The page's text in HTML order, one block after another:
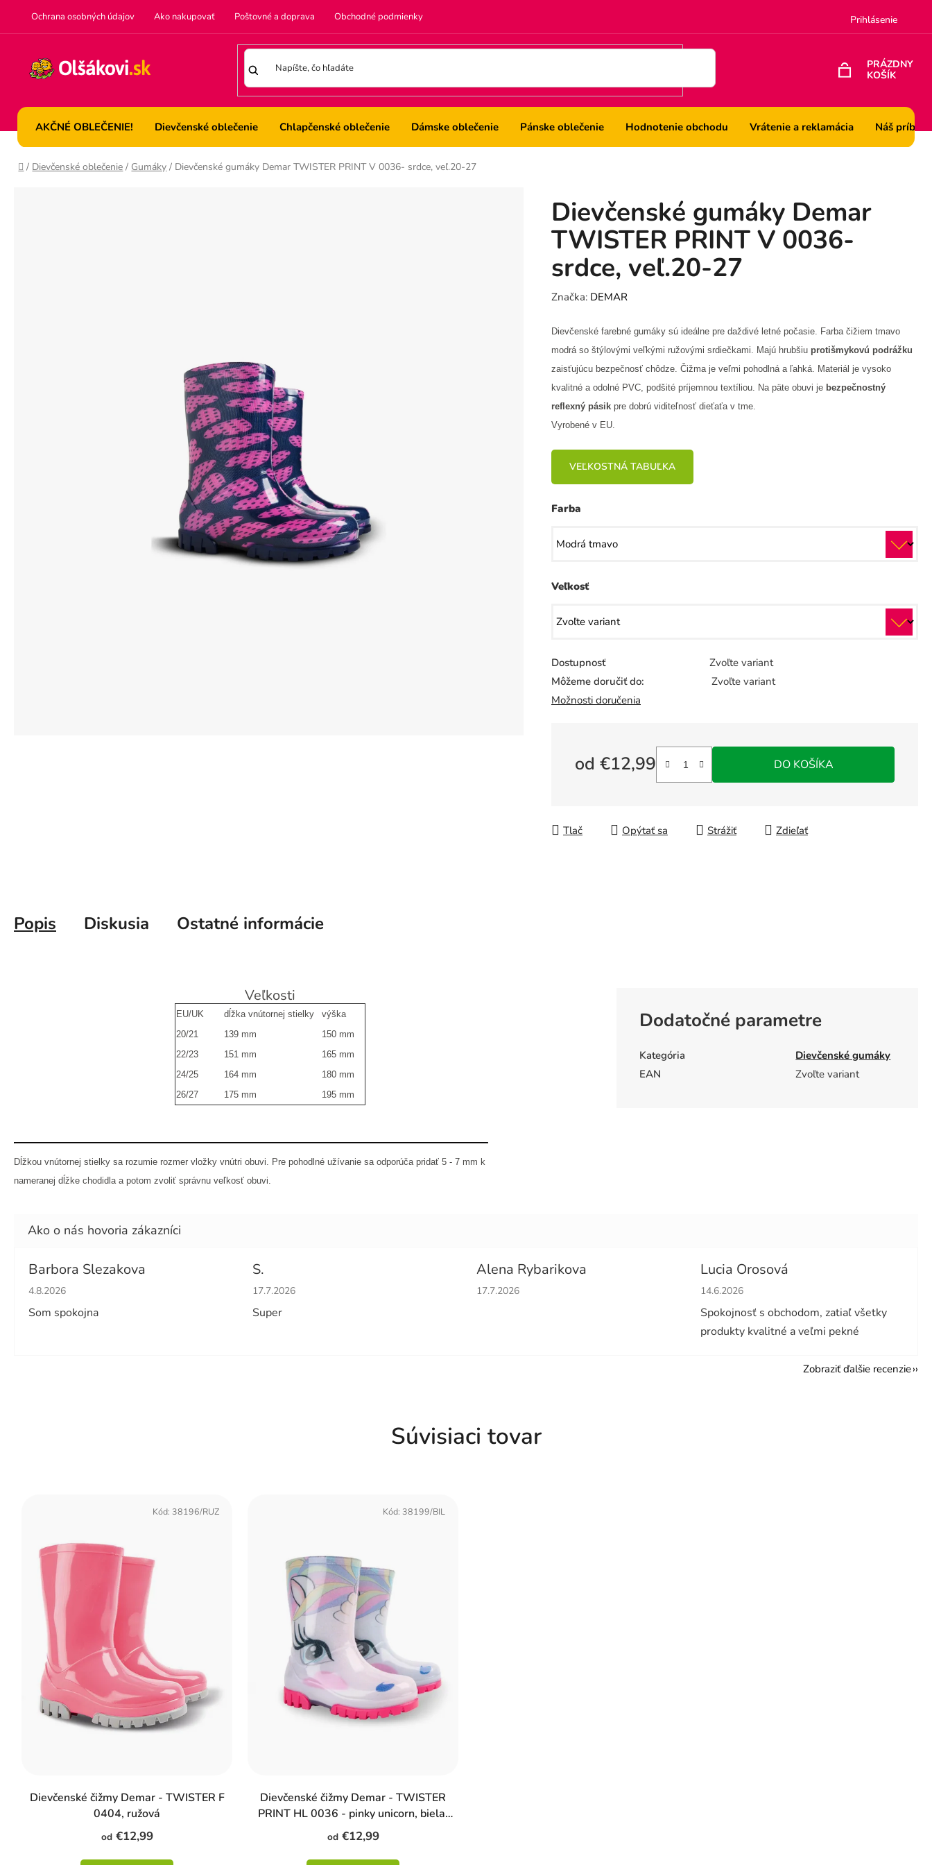
obsah
Ochrana osobných údajov Ako nakupovať Poštovné a doprava Obchodné podmienky Prihlásenie
KOŠÍK
PRÁZDNY
KOŠÍK
AKČNÉ OBLEČENIE! Dievčenské oblečenie Chlapčenské oblečenie Dámske oblečenie Pánske oblečenie Hodnotenie obchodu Vrátenie a reklamácia Náš príbeh
Domov
/ Dievčenské oblečenie / Gumáky / Dievčenské gumáky Demar TWISTER PRINT V 0036- srdce, veľ.20-27
Dievčenské gumáky Demar
TWISTER PRINT V 0036-
srdce, veľ.20-27
Značka: DEMAR
Dievčenské farebné gumáky sú ideálne pre daždivé letné počasie. Farba čižiem tmavo
modrá so štýlovými veľkými ružovými srdiečkami. Majú hrubšiu protišmykovú podrážku
zaisťujúcu bezpečnosť chôdze. Čižma je veľmi pohodlná a ľahká. Materiál je vysoko
kvalitné a odolné PVC, podšité príjemnou textíliou. Na päte obuvi je bezpečnostný
reflexný pásik pre dobrú viditeľnosť dieťaťa v tme.
Vyrobené v EU.
VEĽKOSTNÁ TABUĽKA
Farba
Veľkosť
Dostupnosť
Zvoľte variant
Môžeme doručiť do:
Zvoľte variant
Možnosti doručenia
od €12,99 DO KOŠÍKA
Tlač Opýtať sa Strážiť Zdieľať
Popis Diskusia Ostatné informácie
Veľkosti
EU/UK dĺžka vnútornej stielky
výška
20/21
139 mm
150 mm
22/23
151 mm
165 mm
24/25
164 mm
180 mm
26/27
175 mm 195 mm
Dĺžkou vnútornej stielky sa rozumie rozmer vložky vnútri obuvi. Pre pohodlné užívanie sa odporúča pridať 5 - 7 mm k
nameranej dĺžke chodidla a potom zvoliť správnu veľkosť obuvi.
Dodatočné parametre
Kategória
Dievčenské gumáky
EAN
Zvoľte variant
Barbora Slezakova
Hodnotenie obchodu je 5 z 5 hviezdičiek.
4.8.2026
Som spokojna
S.
Hodnotenie obchodu je 5 z 5 hviezdičiek.
17.7.2026
Super
Alena Rybarikova
Hodnotenie obchodu je 5 z 5 hviezdičiek.
17.7.2026
Lucia Orosová
Hodnotenie obchodu je 5 z 5 hviezdičiek.
14.6.2026
Spokojnosť s obchodom, zatiaľ všetky
produkty kvalitné a veľmi pekné
Zobraziť ďalšie recenzie
Súvisiaci tovar
Dievčenské čižmy Demar - TWISTER F
0404, ružová
od€12,99
Kód: 38196/RUZ
Dievčenské čižmy Demar - TWISTER
PRINT HL 0036 - pinky unicorn, biela/
ružová
od€12,99
Kód: 38199/BIL